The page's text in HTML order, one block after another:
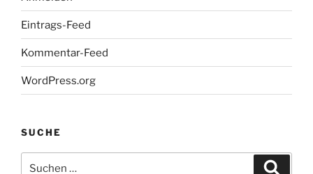
Eintrags-Feed
Kommentar-Feed
WordPress.org
SUCHE